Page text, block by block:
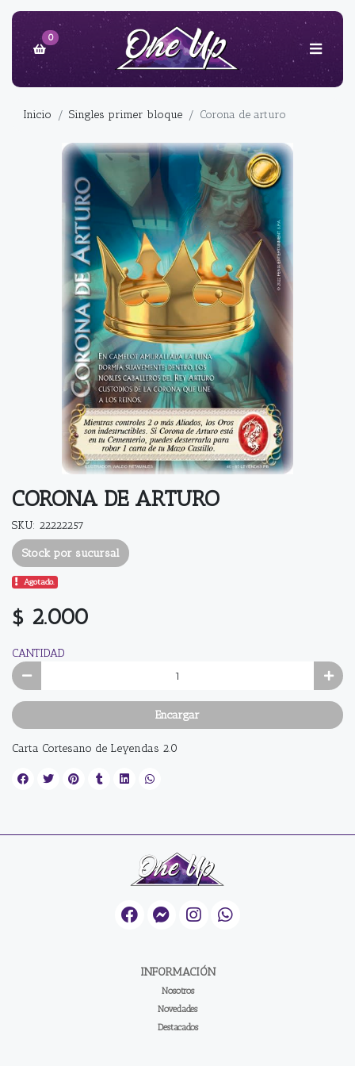
0
Inicio Singles primer bloque Corona de arturo
CORONA DE ARTURO
SKU: 22222257
Stock por sucursal
Agotado.
$ 2.000
CANTIDAD
Encargar
Carta Cortesano de Leyendas 2.0
INFORMACIÓN
Nosotros
Novedades
Destacados